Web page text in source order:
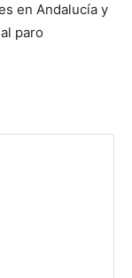
en Andalucía y
paro